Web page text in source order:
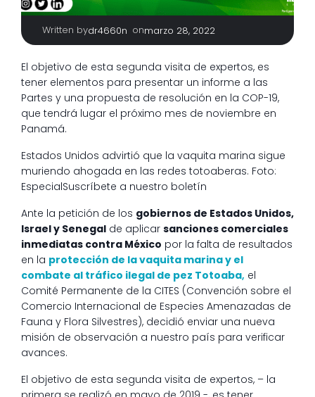
Written bydr4660n onmarzo 28, 2022
El objetivo de esta segunda visita de expertos, es
tener elementos para presentar un informe a las
Partes y una propuesta de resolución en la COP-19,
que tendrá lugar el próximo mes de noviembre en
Panamá.
Estados Unidos advirtió que la vaquita marina sigue
muriendo ahogada en las redes totoaberas. Foto:
EspecialSuscríbete a nuestro boletín
Ante la petición de los gobiernos de Estados Unidos,
Israel y Senegal de aplicar sanciones comerciales
inmediatas contra México por la falta de resultados
en la protección de la vaquita marina y el
combate al tráfico ilegal de pez Totoaba, el
Comité Permanente de la CITES (Convención sobre el
Comercio Internacional de Especies Amenazadas de
Fauna y Flora Silvestres), decidió enviar una nueva
misión de observación a nuestro país para verificar
avances.
El objetivo de esta segunda visita de expertos, – la